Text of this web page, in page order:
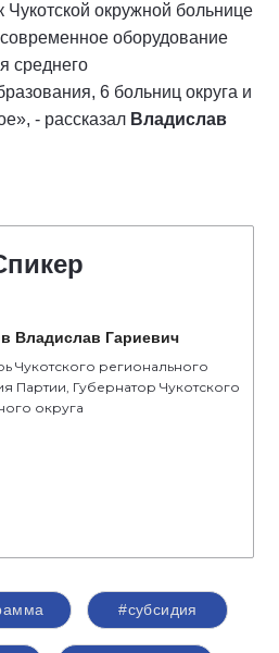
Чукотской окружной больнице
оборудование
среднего
6 больниц округа и
- рассказал Владислав
Владислав Гариевич
Чукотского регионального
Партии, Губернатор Чукотского
округа
#субсидия